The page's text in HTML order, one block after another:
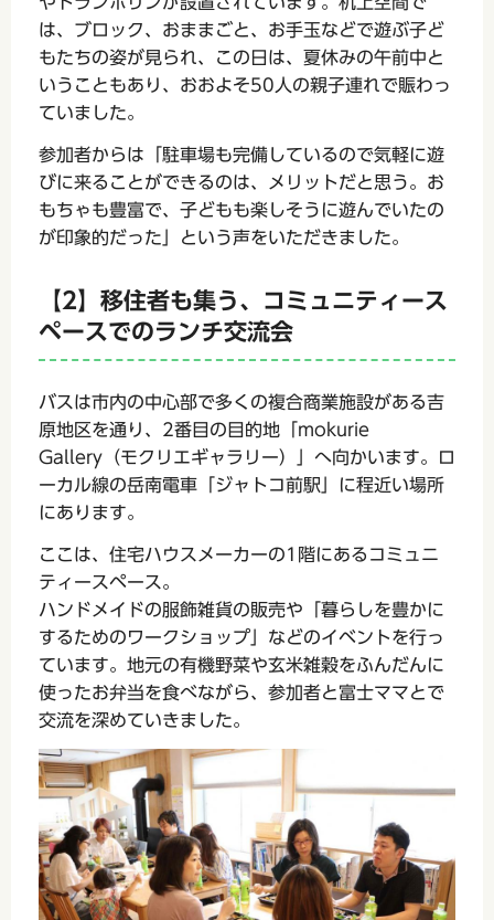
は、ブロック、おままごと、お手玉などで遊ぶ子ど
もたちの姿が見られ、この日は、夏休みの午前中と
いうこともあり、おおよそ50人の親子連れで賑わっ
ていました。
参加者からは「駐車場も完備しているので気軽に遊
びに来ることができるのは、メリットだと思う。お
もちゃも豊富で、子どもも楽しそうに遊んでいたの
が印象的だった」という声をいただきました。
【2】移住者も集う、コミュニティース
ペースでのランチ交流会
バスは市内の中心部で多くの複合商業施設がある吉
原地区を通り、2番目の目的地「mokurie
Gallery（モクリエギャラリー）」へ向かいます。ロ
ーカル線の岳南電車「ジャトコ前駅」に程近い場所
にあります。
ここは、住宅ハウスメーカーの1階にあるコミュニ
ティースペース。
ハンドメイドの服飾雑貨の販売や「暮らしを豊かに
するためのワークショップ」などのイベントを行っ
ています。地元の有機野菜や玄米雑穀をふんだんに
使ったお弁当を食べながら、参加者と富士ママとで
交流を深めていきました。